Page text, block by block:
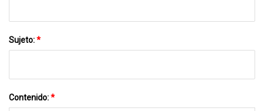
Sujeto:*
Contenido:*